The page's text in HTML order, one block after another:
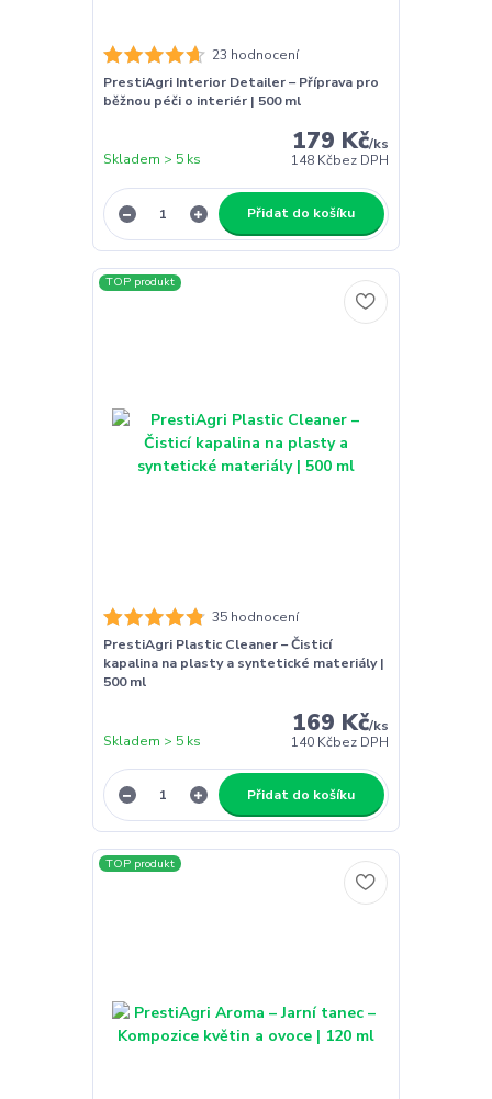
23 hodnocení
PrestiAgri Interior Detailer – Příprava pro
běžnou péči o interiér | 500 ml
179 Kč/ks
148 Kčbez DPH
Skladem > 5 ks
Přidat do košíku
TOP produkt
35 hodnocení
PrestiAgri Plastic Cleaner – Čisticí
kapalina na plasty a syntetické materiály |
500 ml
169 Kč/ks
140 Kčbez DPH
Skladem > 5 ks
Přidat do košíku
TOP produkt